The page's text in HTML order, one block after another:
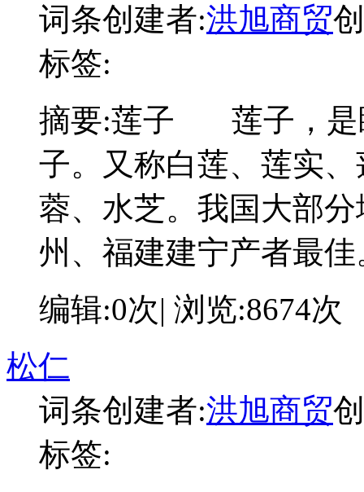
词条创建者:洪旭商贸
标签:
摘要:莲子 莲子，是
子。又称白莲、莲实
蓉、水芝。我国大部
州、福建建宁产者最佳
编辑:0次| 浏览:8674次
松仁
词条创建者:洪旭商贸
标签: